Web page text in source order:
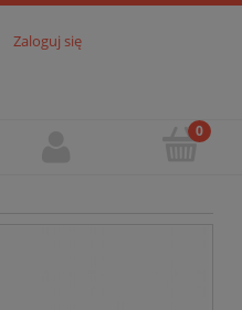
Zaloguj się